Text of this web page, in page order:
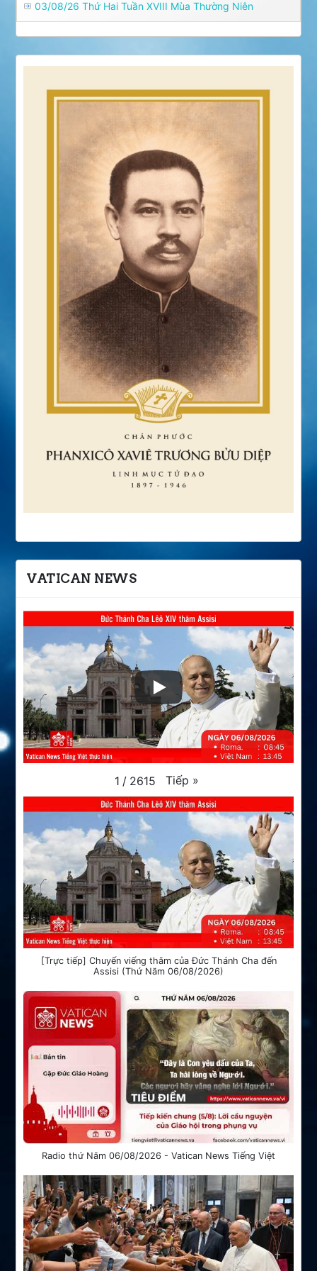
03/08/26 Thứ Hai Tuần XVIII Mùa Thường Niên
VATICAN NEWS
1 / 2615 Tiếp »
[Trực tiếp] Chuyến viếng thăm của Đức Thánh Cha đến
Assisi (Thứ Năm 06/08/2026)
Radio thứ Năm 06/08/2026 - Vatican News Tiếng Việt